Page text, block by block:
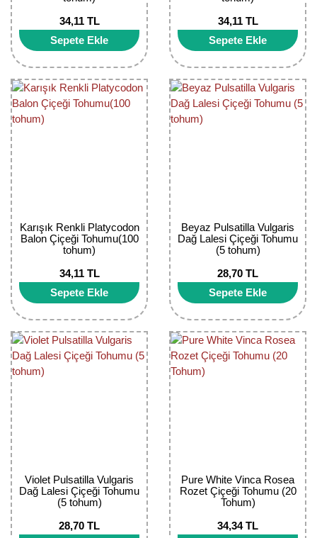
34,11 TL
Sepete Ekle
34,11 TL
Sepete Ekle
Karışık Renkli Platycodon
Balon Çiçeği Tohumu(100
tohum)
34,11 TL
Sepete Ekle
Beyaz Pulsatilla Vulgaris
Dağ Lalesi Çiçeği Tohumu
(5 tohum)
28,70 TL
Sepete Ekle
Violet Pulsatilla Vulgaris
Dağ Lalesi Çiçeği Tohumu
(5 tohum)
28,70 TL
Pure White Vinca Rosea
Rozet Çiçeği Tohumu (20
Tohum)
34,34 TL
Nadir Çeşit Meyveler
Nar Fidanı
Narenciye Fidanları
Nektarin Fidanı
Papaya Fidanı
Trabzon Hurması Fidanı
Üzüm Fidanı
Vişne Fidanı
Yaban Mersini Fidanı
Zeytin Fidanı